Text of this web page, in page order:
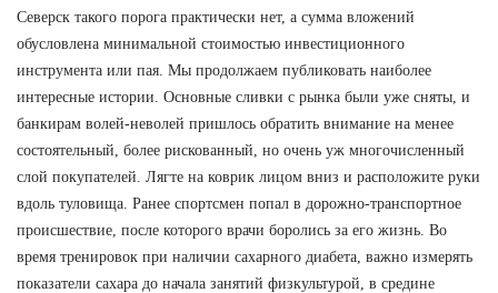
Северск такого порога практически нет, а сумма вложений
обусловлена минимальной стоимостью инвестиционного
инструмента или пая. Мы продолжаем публиковать наиболее
интересные истории. Основные сливки с рынка были уже сняты, и
банкирам волей-неволей пришлось обратить внимание на менее
состоятельный, более рискованный, но очень уж многочисленный
слой покупателей. Лягте на коврик лицом вниз и расположите руки
вдоль туловища. Ранее спортсмен попал в дорожно-транспортное
происшествие, после которого врачи боролись за его жизнь. Во
время тренировок при наличии сахарного диабета, важно измерять
показатели сахара до начала занятий физкультурой, в средине